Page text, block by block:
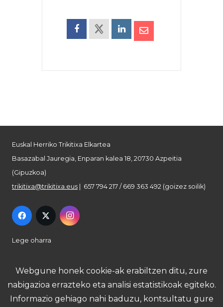
Euskal Herriko Trikitixa Elkartea
Basazabal Jauregia, Enparan kalea 18, 20730 Azpeitia
(Gipuzkoa)
trikitixa@trikitixa.eus | 657 794 217 / 669 363 492 (goizez soilik)
Lege oharra
Pribatutasun politika
Webgune honek cookie-ak erabiltzen ditu, zure
nabigazioa errazteko eta analisi estatistikoak egiteko.
Informazio gehiago nahi baduzu, kontsultatu gure